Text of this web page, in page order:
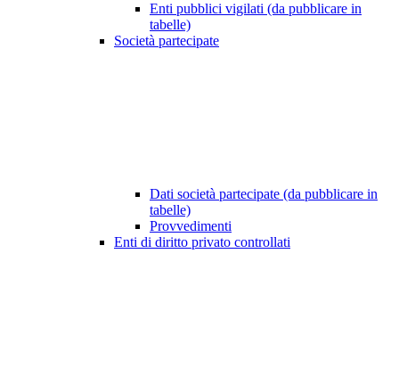
Enti pubblici vigilati (da pubblicare in
tabelle)
Società partecipate
Dati società partecipate (da pubblicare in
tabelle)
Provvedimenti
Enti di diritto privato controllati